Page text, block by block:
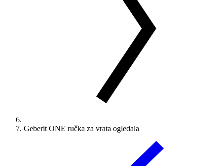
Geberit ONE ručka za vrata ogledala